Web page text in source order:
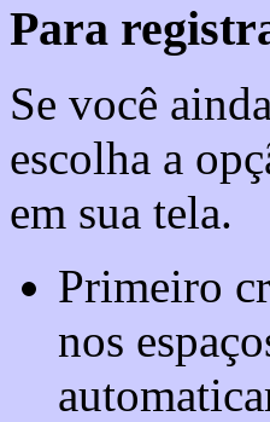
Para
Se você
escolha a
em sua tela.
Primeiro
nos